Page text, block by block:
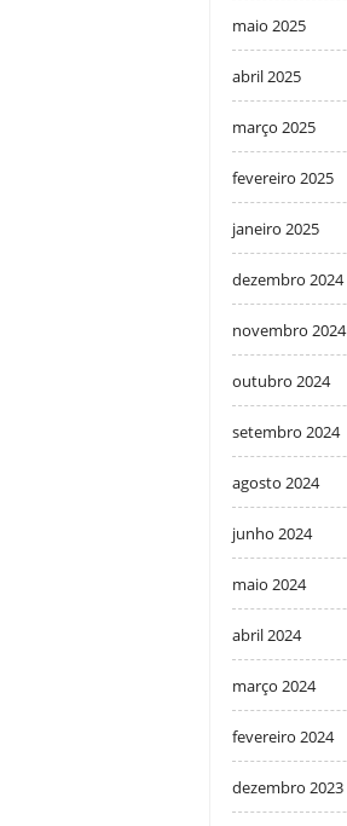
maio 2025
abril 2025
março 2025
fevereiro 2025
janeiro 2025
dezembro 2024
novembro 2024
outubro 2024
setembro 2024
agosto 2024
junho 2024
maio 2024
abril 2024
março 2024
fevereiro 2024
dezembro 2023